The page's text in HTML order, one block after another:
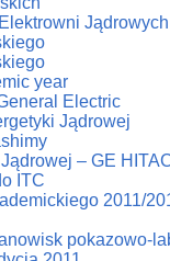
Jądrowych
year
Electric
Jądrowej
– GE
ITC
2011/
pokazowo-